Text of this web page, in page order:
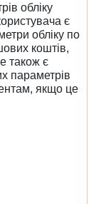
обліку
є
обліку по
коштів,
також є
параметрів
якщо це